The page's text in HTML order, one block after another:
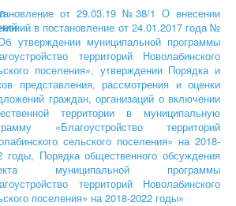
от 29.03.19 №38/1 О внесении
в постановление от 24.01.2017 года №
утверждении муниципальной программы
территорий Новолабинского
поселения», утверждении Порядка и
представления, рассмотрения и оценки
граждан, организаций о включении
территории в муниципальную
«Благоустройство территорий
сельского поселения» на 2018-
годы, Порядка общественного обсуждения
муниципальной программы
территорий Новолабинского
поселения» на 2018-2022 годы»